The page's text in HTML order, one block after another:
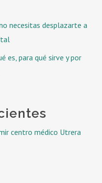
necesitas desplazarte a
es, para qué sirve y por
centro médico Utrera